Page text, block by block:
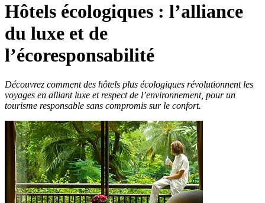
Hôtels écologiques : l’alliance
du luxe et de
l’écoresponsabilité
Découvrez comment des hôtels plus écologiques révolutionnent les
voyages en alliant luxe et respect de l’environnement, pour un
tourisme responsable sans compromis sur le confort.